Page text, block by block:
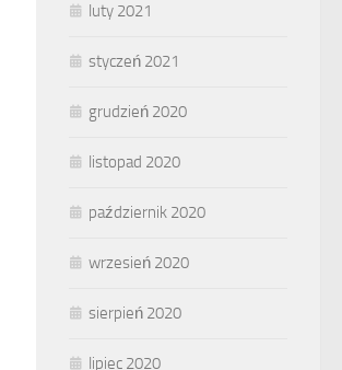
luty 2021
styczeń 2021
grudzień 2020
listopad 2020
październik 2020
wrzesień 2020
sierpień 2020
lipiec 2020